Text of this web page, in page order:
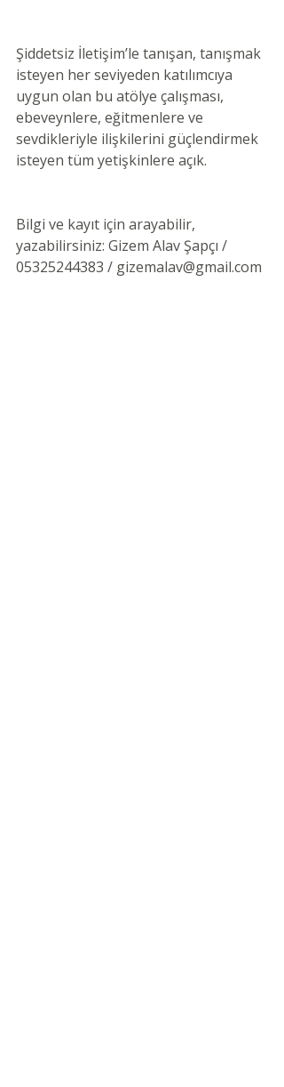
Şiddetsiz İletişim’le tanışan, tanışmak
isteyen her seviyeden katılımcıya
uygun olan bu atölye çalışması,
ebeveynlere, eğitmenlere ve
sevdikleriyle ilişkilerini güçlendirmek
isteyen tüm yetişkinlere açık.
Bilgi ve kayıt için arayabilir,
yazabilirsiniz: Gizem Alav Şapçı /
05325244383 / gizemalav@gmail.com